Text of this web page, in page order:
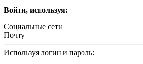
Войти, используя:
Социальные сети
Почту
Используя логин и пароль: